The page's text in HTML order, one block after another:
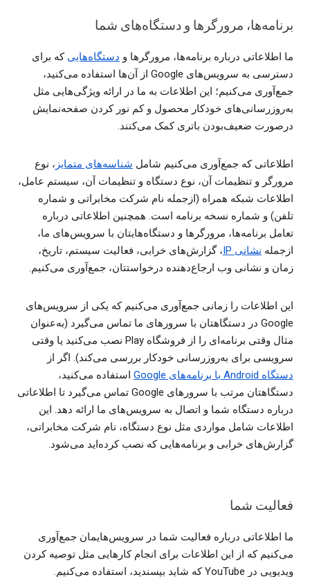
برنامه‌ها، مرورگرها و دستگاه‌های شما
ما اطلاعاتی درباره برنامه‌ها، مرورگرها و دستگاه‌هایی که برای
دسترسی به سرویس‌های Google از آن‌ها استفاده می‌کنید،
جمع‌آوری می‌کنیم؛ این اطلاعات به ما در ارائه ویژگی‌هایی مثل
به‌روزرسانی‌های خودکار محصول و کم ‌نور کردن صفحه‌‌نمایش
درصورت ضعیف‌بودن باتری کمک می‌کنند.
اطلاعاتی که جمع‌آوری می‌کنیم شامل شناسه‌های متمایز ، نوع
مرورگر و تنظیمات آن، نوع دستگاه و تنظیمات آن، سیستم عامل،
اطلاعات شبکه همراه (ازجمله نام شرکت مخابراتی و شماره
تلفن) و شماره نسخه برنامه است. همچنین اطلاعاتی درباره
تعامل برنامه‌ها، مرورگرها و دستگاه‌هایتان با سرویس‌های ما،
ازجمله نشانی IP
، گزارش‌های خرابی، فعالیت سیستم، تاریخ،
زمان و نشانی وب ارجاع‌دهنده درخواستتان، جمع‌آوری می‌کنیم.
این اطلاعات را زمانی جمع‌آوری می‌کنیم که یکی از سرویس‌های
Google در دستگاهتان با سرورهای ما تماس می‌گیرد (به‌عنوان
مثال وقتی برنامه‌ای را از فروشگاه Play نصب می‌کنید یا وقتی
سرویسی برای به‌روزرسانی خودکار بررسی می‌کند). اگر از
دستگاه Android با برنامه‌های Google
استفاده می‌کنید،
دستگاهتان مرتب با سرورهای Google تماس می‌گیرد تا اطلاعاتی
درباره دستگاه شما و اتصال به سرویس‌های ما ارائه دهد. این
اطلاعات شامل مواردی مثل نوع دستگاه، نام شرکت مخابراتی،
گزارش‌های خرابی و برنامه‌هایی که نصب کرده‌اید می‌شود.
فعالیت شما
ما اطلاعاتی درباره فعالیت شما در سرویس‌هایمان جمع‌آوری
می‌کنیم که از این اطلاعات برای انجام کارهایی مثل توصیه کردن
ویدیویی در YouTube که شاید بپسندید، استفاده می‌کنیم.